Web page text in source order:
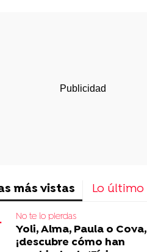
más vistas Lo último
No te lo pierdas
Yoli, Alma, Paula o Cova,
¡descubre cómo han